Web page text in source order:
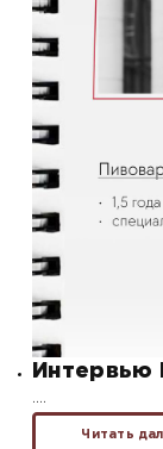
Интервью
….
Читать